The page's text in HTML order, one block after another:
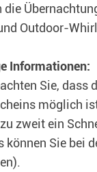
die
Outdoor-
Informationen:
Sie, dass
möglich
zweit ein
können Sie bei